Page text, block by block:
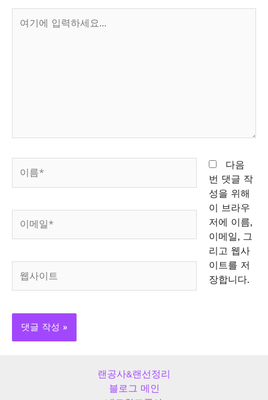
*
트
다음
번 댓글 작
성을 위해
이 브라우
저에 이름,
이메일, 그
리고 웹사
이트를 저
장합니다.
랜공사&랜선정리
블로그 메인